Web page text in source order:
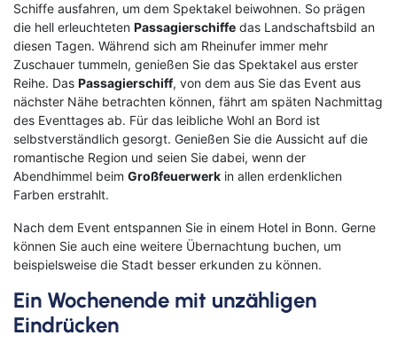
Schiffe ausfahren, um dem Spektakel beiwohnen. So prägen
die hell erleuchteten Passagierschiffe das Landschaftsbild an
diesen Tagen. Während sich am Rheinufer immer mehr
Zuschauer tummeln, genießen Sie das Spektakel aus erster
Reihe. Das Passagierschiff, von dem aus Sie das Event aus
nächster Nähe betrachten können, fährt am späten Nachmittag
des Eventtages ab. Für das leibliche Wohl an Bord ist
selbstverständlich gesorgt. Genießen Sie die Aussicht auf die
romantische Region und seien Sie dabei, wenn der
Abendhimmel beim Großfeuerwerk in allen erdenklichen
Farben erstrahlt.
Nach dem Event entspannen Sie in einem Hotel in Bonn. Gerne
können Sie auch eine weitere Übernachtung buchen, um
beispielsweise die Stadt besser erkunden zu können.
Ein Wochenende mit unzähligen
Eindrücken